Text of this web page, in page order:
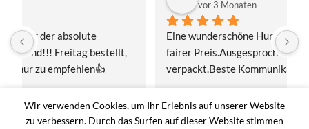
Eine wunderschöne Hummel-Madonnenfigur.Sehr
fairer Preis.Ausgesprochen sorgfältig
verpackt.Beste Kommunikation.Gerne mal wieder!
Wir verwenden Cookies, um Ihr Erlebnis auf unserer Website
zu verbessern. Durch das Surfen auf dieser Website stimmen